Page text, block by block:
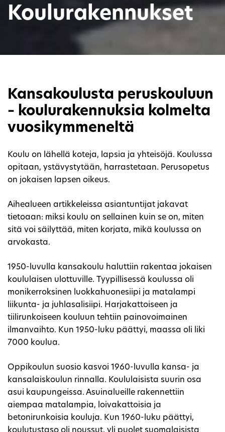
Koulurakennukset
Kansakoulusta peruskouluun
– koulurakennuksia kolmelta
vuosikymmeneltä
Koulu on lähellä koteja, lapsia ja yhteisöjä. Koulussa
opitaan, ystävystytään, harrastetaan. Perusopetus
on jokaisen lapsen oikeus.
Aihealueen artikkeleissa asiantuntijat jakavat
tietoaan: miksi koulu on sellainen kuin se on, miten
sitä voi säilyttää, miten korjata, mikä koulussa on
arvokasta.
1950-luvulla kansakoulu haluttiin rakentaa jokaisen
koululaisen ulottuville. Tyypillisessä koulussa oli
monikerroksinen luokkahuonesiipi ja matalampi
liikunta- ja juhlasalisiipi. Harjakattoiseen ja
tiilirunkoiseen kouluun tehtiin painovoimainen
ilmanvaihto. Kun 1950-luku päättyi, maassa oli liki
7000 koulua.
Oppikoulun suosio kasvoi 1960-luvulla kansa- ja
kansalaiskoulun rinnalla. Koululaisista suurin osa
asui kaupungeissa. Asuinalueille rakennettiin
aiempaa matalampia, loivakattoisia ja
betonirunkoisia kouluja. Kun 1960-luku päättyi,
koulutustaso oli noussut, yli puolet suomalaisista